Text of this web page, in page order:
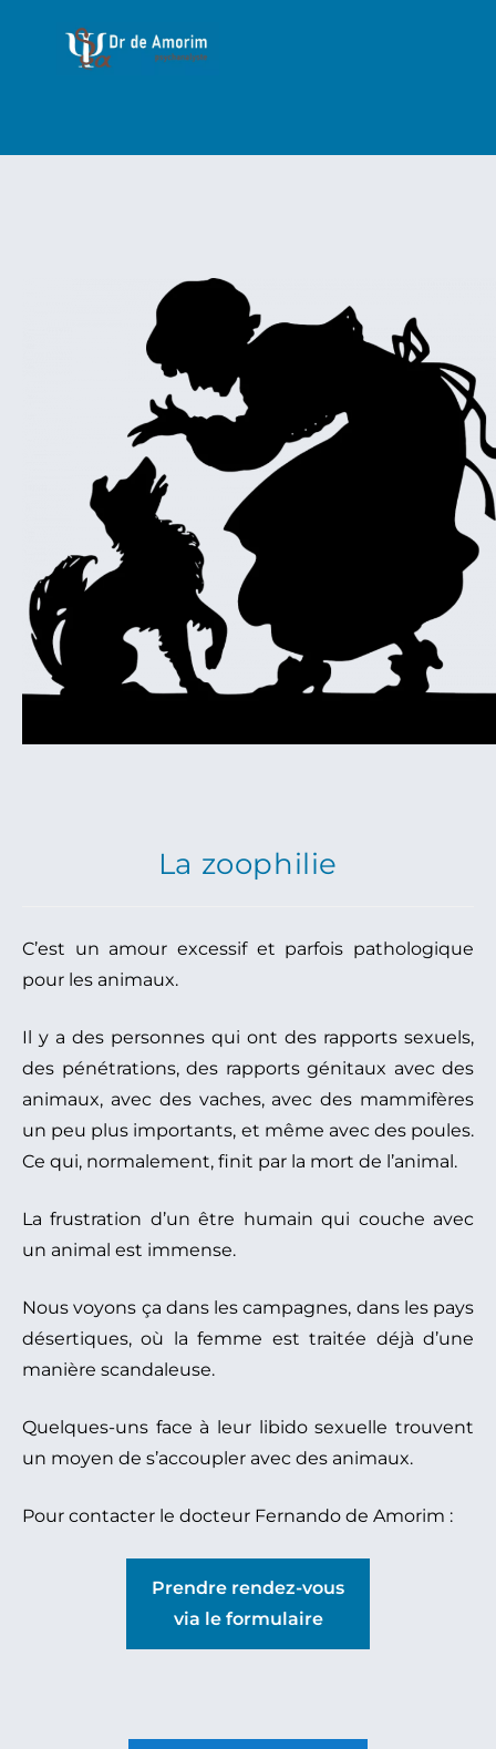
La zoophilie
C’est un amour excessif et parfois pathologique
pour les animaux.
Il y a des personnes qui ont des rapports sexuels,
des pénétrations, des rapports génitaux avec des
animaux, avec des vaches, avec des mammifères
un peu plus importants, et même avec des poules.
Ce qui, normalement, finit par la mort de l’animal.
La frustration d’un être humain qui couche avec
un animal est immense.
Nous voyons ça dans les campagnes, dans les pays
désertiques, où la femme est traitée déjà d’une
manière scandaleuse.
Quelques-uns face à leur libido sexuelle trouvent
un moyen de s’accoupler avec des animaux.
Pour contacter le docteur Fernando de Amorim :
Prendre rendez-vous
via le formulaire